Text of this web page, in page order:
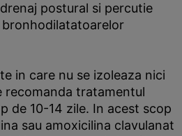
postural si percutie
in care nu se izoleaza nici
recomanda tratamentul
de 10-14 zile. In acest scop
sau amoxicilina clavulanat